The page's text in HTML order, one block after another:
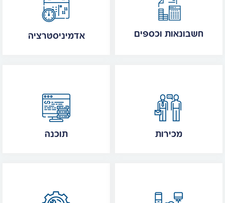
אדמיניסטרציה חשבונאות וכספים
תוכנה מכירות